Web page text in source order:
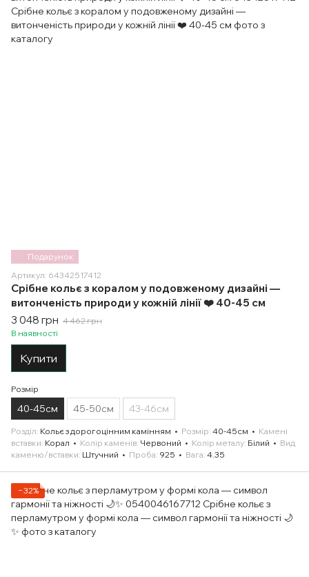
Подарунок
Артикул: 64342517412
Срібне кольє з коралом у подовженому дизайні —
витонченість природи у кожній лінії ❤️ 40-45 см
3 048 грн 4 462 грн
В наявності
Купити
Розмір
40-45см 45-50см 43-46см
Розділ Кольє з дорогоцінним камінням Розмір 40-45см
Камені
вставки Корал Колір каменів Червоний Колір металу Білий
Вид
каменю/вставки Штучний Проба 925 Вага 4.35
−32%